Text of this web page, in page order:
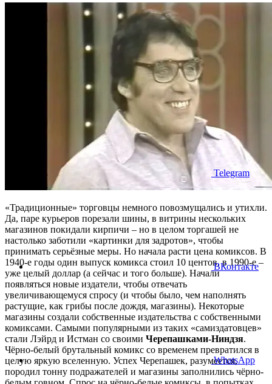
«Традиционные» торговцы немного повозмущались и утихли.
Да, паре курьеров порезали шины, в витрины нескольких
магазинов покидали кирпичи – но в целом торгашей не
настолько заботили «картинки для задротов», чтобы
принимать серьёзные меры. Но начала расти цена комиксов. В
1940-е годы один выпуск комикса стоил 10 центов, в 1990-е –
уже целый доллар (а сейчас и того больше). Начали
появляться новые издатели, чтобы отвечать
увеличивающемуся спросу (и чтобы было, чем наполнять
растущие, как грибы после дождя, магазины). Некоторые
магазины создали собственные издательства с собственными
комиксами. Самыми популярными из таких «самиздатовцев»
стали Лэйрд и Истман со своими Черепашками-Ниндзя.
Чёрно-белый брутальный комикс со временем превратился в
целую яркую вселенную. Успех Черепашек, разумеется,
породил тонну подражателей и магазины заполнились чёрно-
Telegram
ВКонтакте
WhatsApp